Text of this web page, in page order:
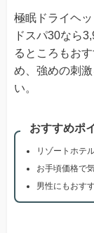
極眠ドライヘ
ドスパ30なら
るところもお
め、強めの刺
い。
おすすめポ
リゾートホテ
お手頃価格で
男性にもおす